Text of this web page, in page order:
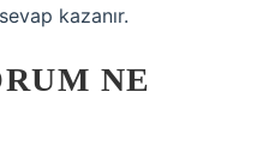
kazanır.
NE